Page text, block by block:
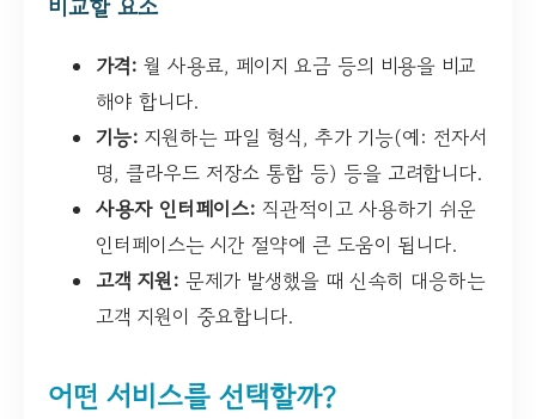
비교할 요소
가격: 월 사용료, 페이지 요금 등의 비용을 비교
해야 합니다.
기능: 지원하는 파일 형식, 추가 기능(예: 전자서
명, 클라우드 저장소 통합 등) 등을 고려합니다.
사용자 인터페이스: 직관적이고 사용하기 쉬운
인터페이스는 시간 절약에 큰 도움이 됩니다.
고객 지원: 문제가 발생했을 때 신속히 대응하는
고객 지원이 중요합니다.
어떤 서비스를 선택할까?